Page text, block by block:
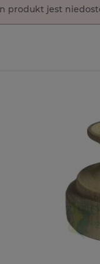
produkt jest